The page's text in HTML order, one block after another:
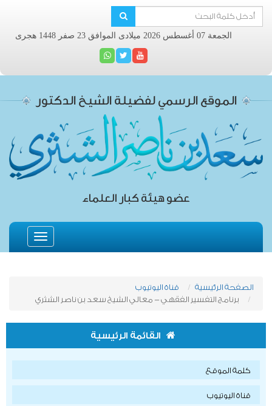
الجمعة 07 أغسطس 2026 ميلادى الموافق 23 صفر 1448 هجرى
الموقع الرسمي لفضيلة الشيخ الدكتور
عضو هيئة كبار العلماء
Toggle
navigation
الصفحة الرئيسية
قناة اليوتيوب
برنامج التفسير الفقهي - معالي الشيخ سعد بن ناصر الشثري
القائمة الرئيسية
كلمة الموقع
قناة اليوتيوب